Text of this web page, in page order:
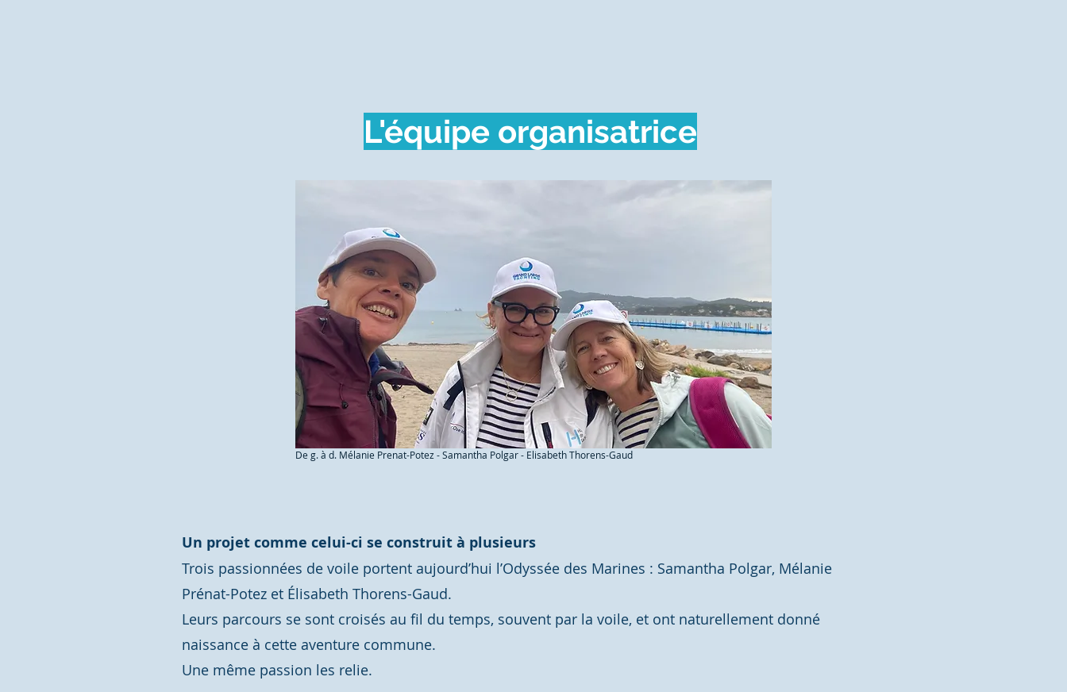
L'équipe organisatrice
De g. à d. Mélanie Prenat-Potez - Samantha Polgar - Elisabeth Thorens-Gaud
Un projet comme celui-ci se construit à plusieurs
Trois passionnées de voile portent aujourd’hui l’Odyssée des Marines : Samantha Polgar, Mélanie
Prénat-Potez et Élisabeth Thorens-Gaud.
Leurs parcours se sont croisés au fil du temps, souvent par la voile, et ont naturellement donné
naissance à cette aventure commune.
Une même passion les relie.